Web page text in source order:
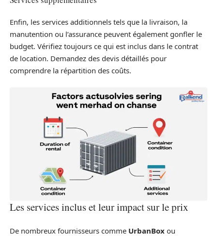
Enfin, les services additionnels tels que la livraison, la
manutention ou l’assurance peuvent également gonfler le
budget. Vérifiez toujours ce qui est inclus dans le contrat
de location. Demandez des devis détaillés pour
comprendre la répartition des coûts.
Les services inclus et leur impact sur le prix
De nombreux fournisseurs comme UrbanBox ou